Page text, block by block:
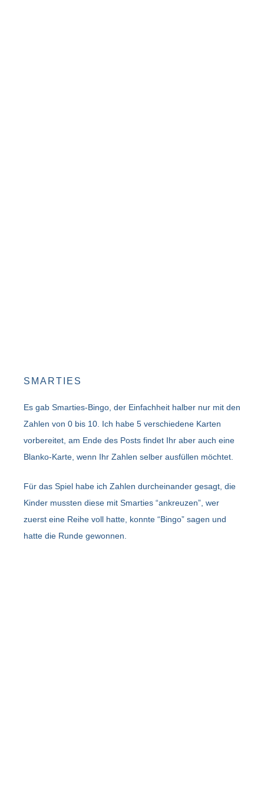
SMARTIES
Es gab Smarties-Bingo, der Einfachheit halber nur mit den
Zahlen von 0 bis 10. Ich habe 5 verschiedene Karten
vorbereitet, am Ende des Posts findet Ihr aber auch eine
Blanko-Karte, wenn Ihr Zahlen selber ausfüllen möchtet.
Für das Spiel habe ich Zahlen durcheinander gesagt, die
Kinder mussten diese mit Smarties “ankreuzen”, wer
zuerst eine Reihe voll hatte, konnte “Bingo” sagen und
hatte die Runde gewonnen.